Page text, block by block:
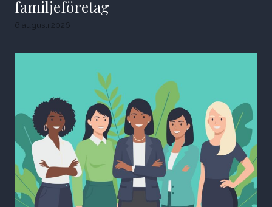
familjeföretag
6 augusti 2026